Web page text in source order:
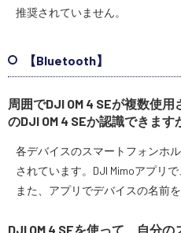
推奨されていません。
【Bluetooth】
周囲でDJI OM 4 SEが複数使
のDJI OM 4 SEか認識できます
各デバイスのスマートフォンホ
されています。DJI Mimoアプリ
また、アプリでデバイスの名前
DJI OM 4 SEを使って、自分